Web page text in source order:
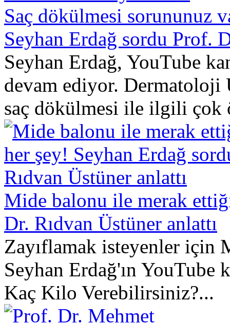
Saç dökülmesi sorununuz
Seyhan Erdağ sordu Prof.
Seyhan Erdağ, YouTube
devam ediyor. Dermatoloji
saç dökülmesi ile ilgili çok
Mide balonu ile merak
Dr. Rıdvan Üstüner anlattı
Zayıflamak isteyenler için
Seyhan Erdağ'ın
Kaç Kilo Verebilirsiniz?...